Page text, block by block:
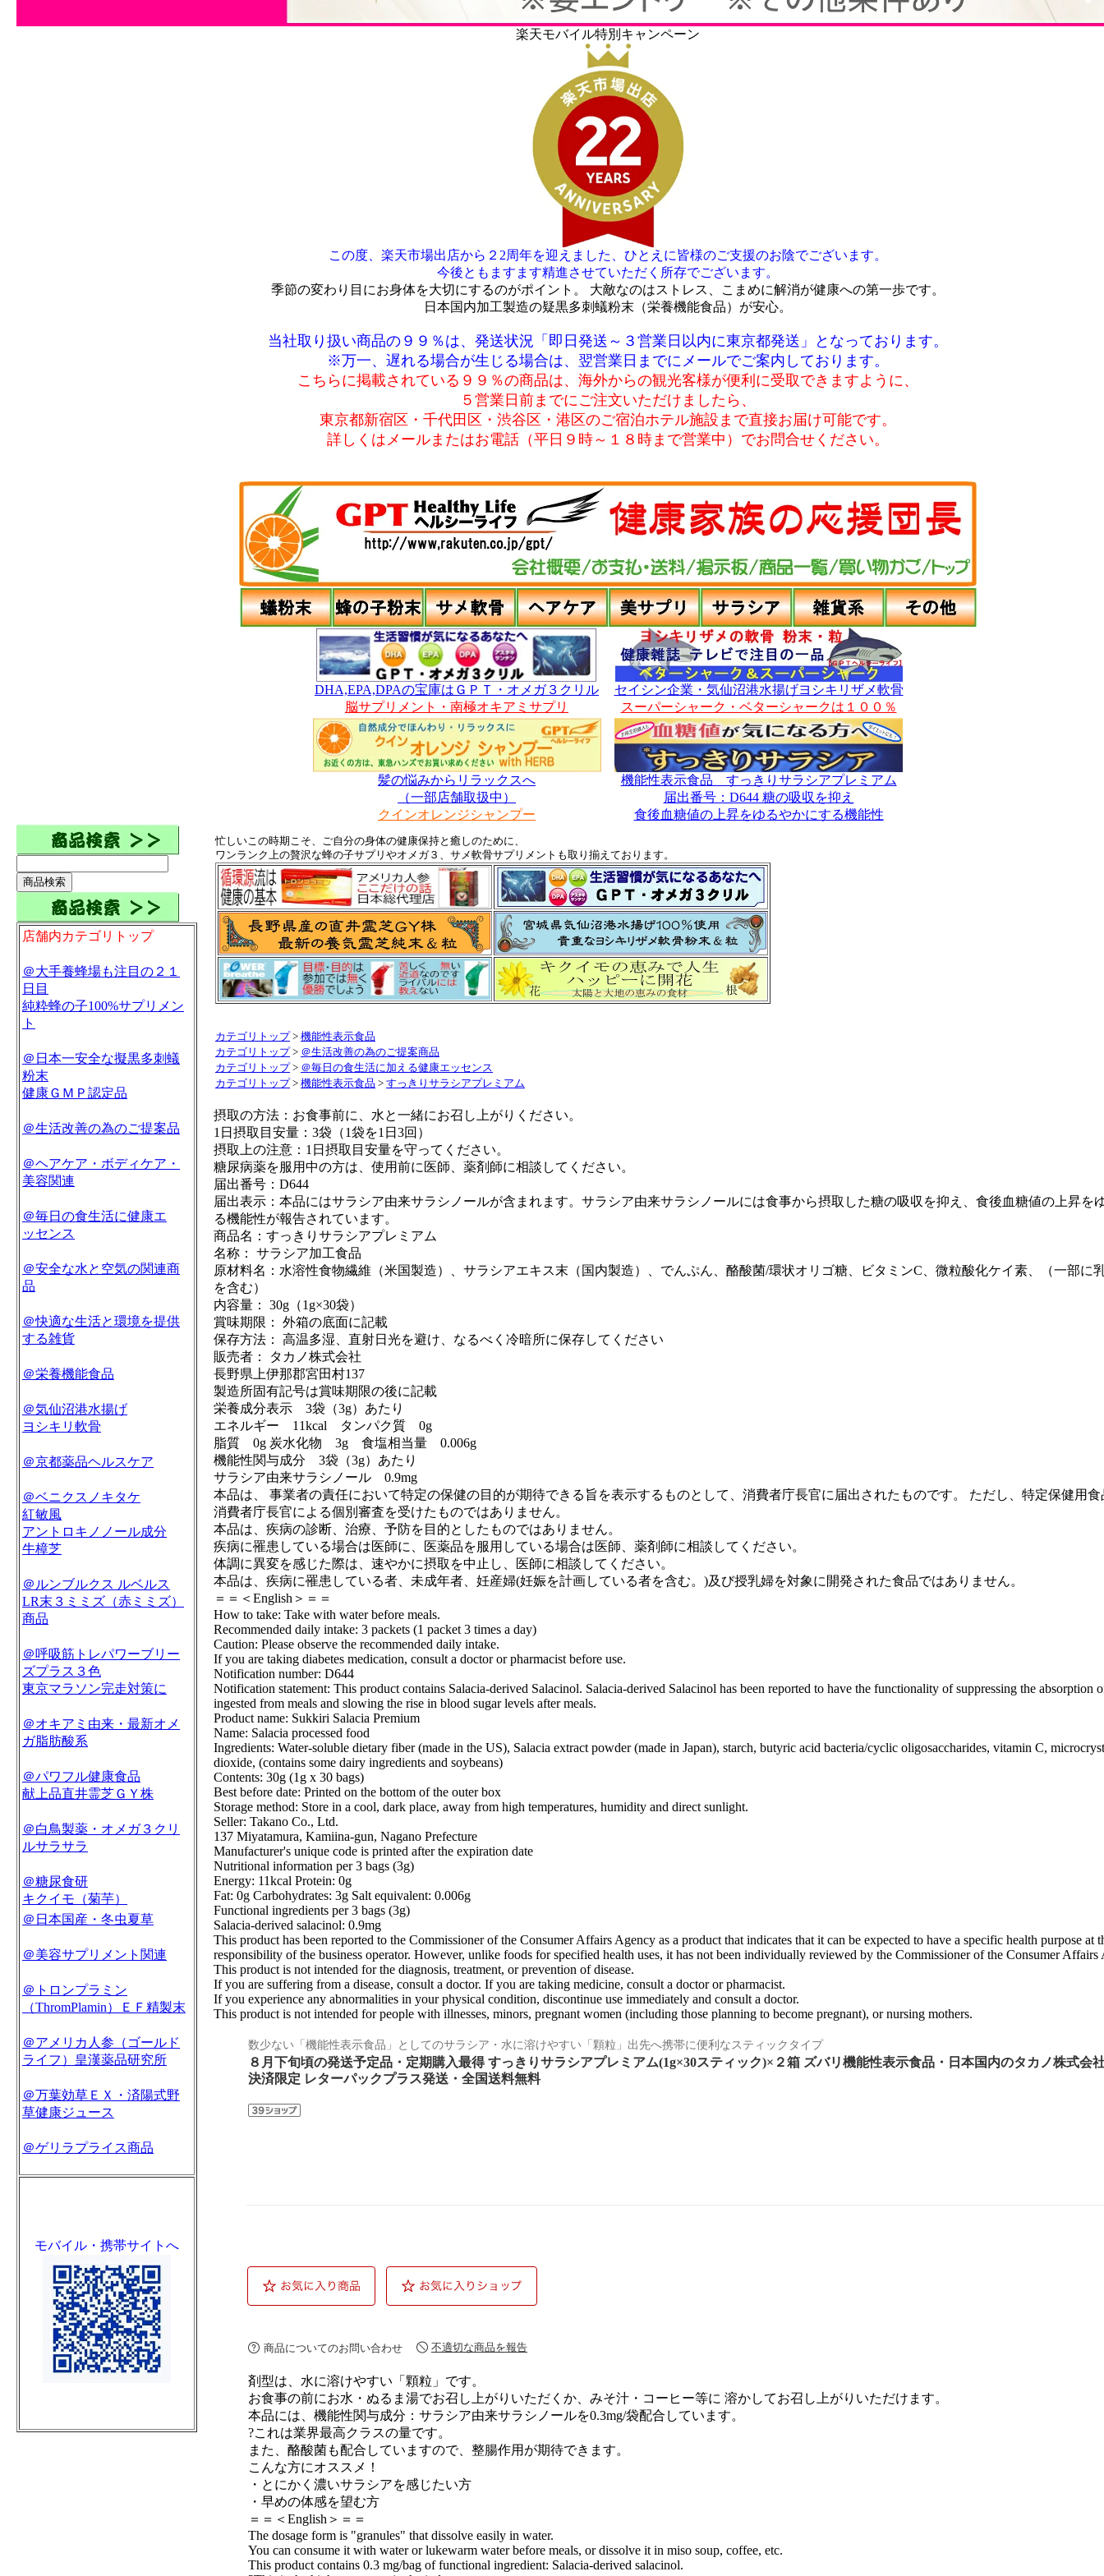
楽天モバイル特別キャンペーン
この度、楽天市場出店から２2周年を迎えました、ひとえに皆様のご支援のお陰でございます。
今後ともますます精進させていただく所存でございます。
季節の変わり目にお身体を大切にするのがポイント。 大敵なのはストレス、こまめに解消が健康への第一歩です。
日本国内加工製造の疑黒多刺蟻粉末（栄養機能食品）が安心。
当社取り扱い商品の９９％は、発送状況「即日発送～３営業日以内に東京都発送」となっております。
※万一、遅れる場合が生じる場合は、翌営業日までにメールでご案内しております。
こちらに掲載されている９９％の商品は、海外からの観光客様が便利に受取できますように、
５営業日前までにご注文いただけましたら、
東京都新宿区・千代田区・渋谷区・港区のご宿泊ホテル施設まで直接お届け可能です。
詳しくはメールまたはお電話（平日９時～１８時まで営業中）でお問合せください。
DHA,EPA,DPAの宝庫はＧＰＴ・オメガ３クリル
脳サプリメント・南極オキアミサプリ
セイシン企業・気仙沼港水揚げヨシキリザメ軟骨
スーパーシャーク・ベターシャークは１００％
髪の悩みからリラックスへ
（一部店舗取扱中）
クインオレンジシャンプー
機能性表示食品 すっきりサラシアプレミアム
届出番号：D644 糖の吸収を抑え
食後血糖値の上昇をゆるやかにする機能性
店舗内カテゴリトップ
＠大手養蜂場も注目の２１
日目
純粋蜂の子100%サプリメン
ト
＠日本一安全な擬黒多刺蟻
粉末
健康ＧＭＰ認定品
＠生活改善の為のご提案品
＠ヘアケア・ボディケア・
美容関連
＠毎日の食生活に健康エ
ッセンス
＠安全な水と空気の関連商
品
＠快適な生活と環境を提供
する雑貨
＠栄養機能食品
＠気仙沼港水揚げ
ヨシキリ軟骨
＠京都薬品ヘルスケア
＠ベニクスノキタケ
紅敏風
アントロキノノール成分
牛樟芝
＠ルンブルクス ルベルス
LR末３ミミズ（赤ミミズ）
商品
＠呼吸筋トレパワーブリー
ズプラス３色
東京マラソン完走対策に
＠オキアミ由来・最新オメ
ガ脂肪酸系
＠パワフル健康食品
献上品直井霊芝ＧＹ株
＠白鳥製薬・オメガ３クリ
ルサラサラ
＠糖尿食研
キクイモ（菊芋）
＠日本国産・冬虫夏草
＠美容サプリメント関連
＠トロンプラミン
（ThromPlamin）ＥＦ精製末
＠アメリカ人参（ゴールド
ライフ）皇漢薬品研究所
＠万葉効草ＥＸ・済陽式野
草健康ジュース
＠ゲリラプライス商品
モバイル・携帯サイトへ
忙しいこの時期こそ、ご自分の身体の健康保持と癒しのために、
ワンランク上の贅沢な蜂の子サプリやオメガ３、サメ軟骨サプリメントも取り揃えております。
カテゴリトップ > 機能性表示食品
カテゴリトップ > ＠生活改善の為のご提案商品
カテゴリトップ > ＠毎日の食生活に加える健康エッセンス
カテゴリトップ > 機能性表示食品 > すっきりサラシアプレミアム
摂取の方法：お食事前に、水と一緒にお召し上がりください。
1日摂取目安量：3袋（1袋を1日3回）
摂取上の注意：1日摂取目安量を守ってください。
糖尿病薬を服用中の方は、使用前に医師、薬剤師に相談してください。
届出番号：D644
届出表示：本品にはサラシア由来サラシノールが含まれます。サラシア由来サラシノールには食事から摂取した糖の吸収を抑え、食後血糖値の上昇を
る機能性が報告されています。
商品名：すっきりサラシアプレミアム
名称： サラシア加工食品
原材料名：水溶性食物繊維（米国製造）、サラシアエキス末（国内製造）、でんぷん、酪酸菌/環状オリゴ糖、ビタミンC、微粒酸化ケイ素、（一部に
を含む）
内容量： 30g（1g×30袋）
賞味期限： 外箱の底面に記載
保存方法： 高温多湿、直射日光を避け、なるべく冷暗所に保存してください
販売者： タカノ株式会社
長野県上伊那郡宮田村137
製造所固有記号は賞味期限の後に記載
栄養成分表示 3袋（3g）あたり
エネルギー 11kcal タンパク質 0g
脂質 0g 炭水化物 3g 食塩相当量 0.006g
機能性関与成分 3袋（3g）あたり
サラシア由来サラシノール 0.9mg
本品は、 事業者の責任において特定の保健の目的が期待できる旨を表示するものとして、消費者庁長官に届出されたものです。 ただし、特定保健用
消費者庁長官による個別審査を受けたものではありません。
本品は、疾病の診断、治療、予防を目的としたものではありません。
疾病に罹患している場合は医師に、医薬品を服用している場合は医師、薬剤師に相談してください。
体調に異変を感じた際は、速やかに摂取を中止し、医師に相談してください。
本品は、疾病に罹患している者、未成年者、妊産婦(妊娠を計画している者を含む。)及び授乳婦を対象に開発された食品ではありません。
＝＝＜English＞＝＝
How to take: Take with water before meals.
Recommended daily intake: 3 packets (1 packet 3 times a day)
Caution: Please observe the recommended daily intake.
If you are taking diabetes medication, consult a doctor or pharmacist before use.
Notification number: D644
Notification statement: This product contains Salacia-derived Salacinol. Salacia-derived Salacinol has been reported to have the functionality of suppressing the absorption
ingested from meals and slowing the rise in blood sugar levels after meals.
Product name: Sukkiri Salacia Premium
Name: Salacia processed food
Ingredients: Water-soluble dietary fiber (made in the US), Salacia extract powder (made in Japan), starch, butyric acid bacteria/cyclic oligosaccharides, vitamin C,
dioxide, (contains some dairy ingredients and soybeans)
Contents: 30g (1g x 30 bags)
Best before date: Printed on the bottom of the outer box
Storage method: Store in a cool, dark place, away from high temperatures, humidity and direct sunlight.
Seller: Takano Co., Ltd.
137 Miyatamura, Kamiina-gun, Nagano Prefecture
Manufacturer's unique code is printed after the expiration date
Nutritional information per 3 bags (3g)
Energy: 11kcal Protein: 0g
Fat: 0g Carbohydrates: 3g Salt equivalent: 0.006g
Functional ingredients per 3 bags (3g)
Salacia-derived salacinol: 0.9mg
This product has been reported to the Commissioner of the Consumer Affairs Agency as a product that indicates that it can be expected to have a specific health purpose at
responsibility of the business operator. However, unlike foods for specified health uses, it has not been individually reviewed by the Commissioner of the Consumer Affairs
This product is not intended for the diagnosis, treatment, or prevention of disease.
If you are suffering from a disease, consult a doctor. If you are taking medicine, consult a doctor or pharmacist.
If you experience any abnormalities in your physical condition, discontinue use immediately and consult a doctor.
This product is not intended for people with illnesses, minors, pregnant women (including those planning to become pregnant), or nursing mothers.
数少ない「機能性表示食品」としてのサラシア・水に溶けやすい「顆粒」出先へ携帯に便利なスティックタイプ
８月下旬頃の発送予定品・定期購入最得 すっきりサラシアプレミアム(1g×30スティック)×２箱 ズバリ機能性表示食品・日本国内のタカノ株式会
決済限定 レターパックプラス発送・全国送料無料
商品についてのお問い合わせ 不適切な商品を報告
剤型は、水に溶けやすい「顆粒」です。
お食事の前にお水・ぬるま湯でお召し上がりいただくか、みそ汁・コーヒー等に 溶かしてお召し上がりいただけます。
本品には、機能性関与成分：サラシア由来サラシノールを0.3mg/袋配合しています。
?これは業界最高クラスの量です。
また、酪酸菌も配合していますので、整腸作用が期待できます。
こんな方にオススメ！
・とにかく濃いサラシアを感じたい方
・早めの体感を望む方
＝＝＜English＞＝＝
The dosage form is "granules" that dissolve easily in water.
You can consume it with water or lukewarm water before meals, or dissolve it in miso soup, coffee, etc.
This product contains 0.3 mg/bag of functional ingredient: Salacia-derived salacinol.